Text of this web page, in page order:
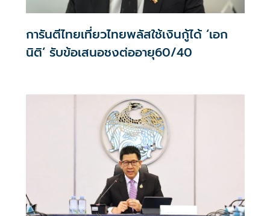
การันตีไทยเที่ยวไทยพลัสใช้เงินกู้ได้ ‘เอก
นิติ’ รับข้อเสนอชงต่ออายุ60/40